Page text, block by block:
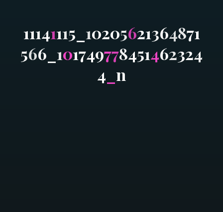
11141115 10205621364871
566 101749778451462324
4 n